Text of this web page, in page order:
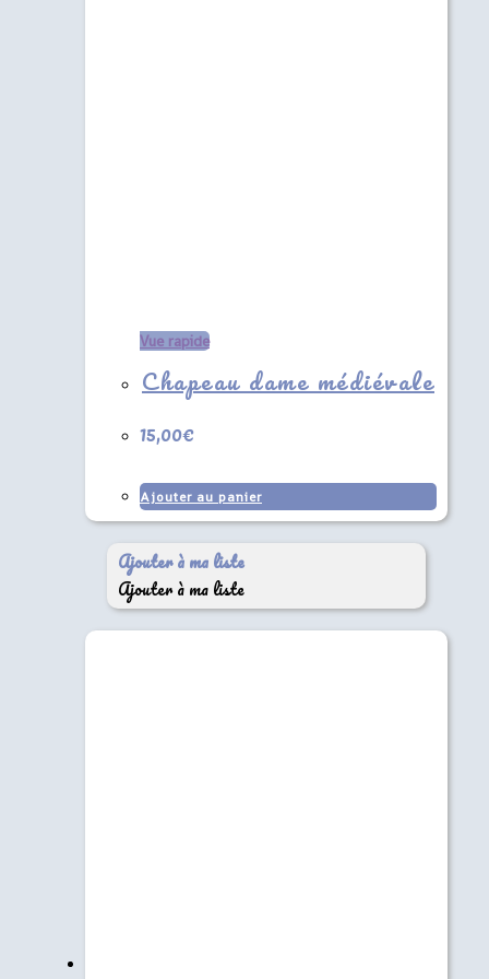
Vue rapide
Chapeau dame médiévale
15,00€
Ajouter au panier
Ajouter à ma liste
Ajouter à ma liste